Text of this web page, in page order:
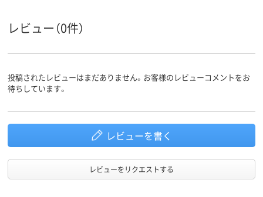
レビュー（0件）
投稿されたレビューはまだありません。お客様のレビューコメントをお
待ちしています。
レビューを書く
レビューをリクエストする